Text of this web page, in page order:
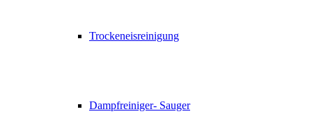
Trockeneisreinigung
Dampfreiniger- Sauger